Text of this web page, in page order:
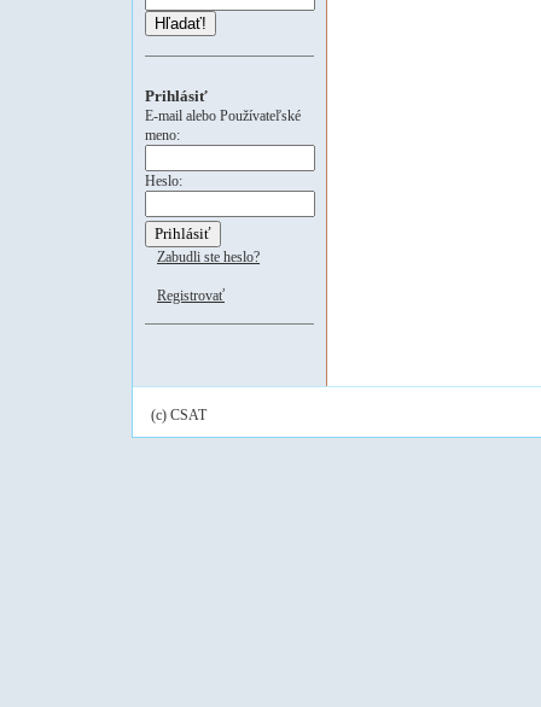
Hľadať!
Prihlásiť
E-mail alebo Používateľské
meno:
Heslo:
Zabudli ste heslo?
Registrovať
(c) CSAT